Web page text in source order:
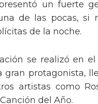
no solo deslumbró
un fuerte
de las pocas, si
se realizó en
gran protagonista,
artistas como